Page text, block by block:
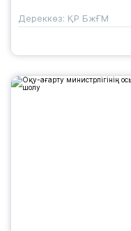
Дереккөз: ҚР БжҒМ